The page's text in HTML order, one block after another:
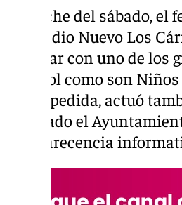
La noche del sábado, el
al estadio Nuevo Los
a contar con uno de los
español como son
su despedida, actuó
detallado el
comparecencia